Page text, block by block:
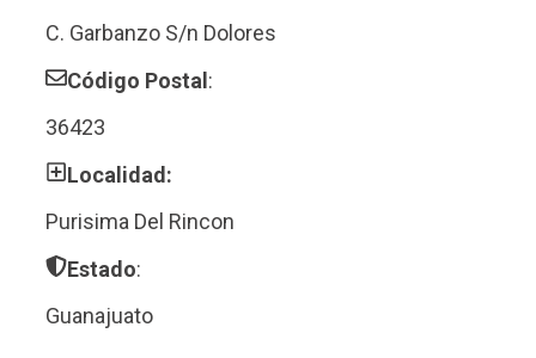
C. Garbanzo S/n Dolores
Código Postal:
36423
Localidad:
Purisima Del Rincon
Estado:
Guanajuato